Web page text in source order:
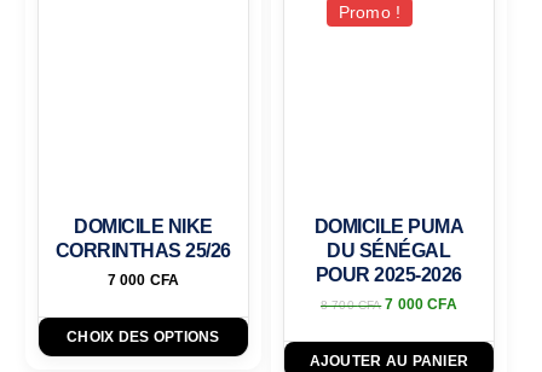
DOMICILE NIKE
CORRINTHAS 25/26
7 000 CFA
CHOIX DES OPTIONS
Promo !
DOMICILE PUMA
DU SÉNÉGAL
POUR 2025-2026
8 700CFA 7 000CFA
AJOUTER AU PANIER